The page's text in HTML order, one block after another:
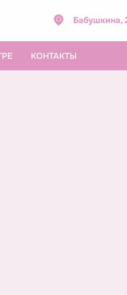
Бабушкина,
КОНТАКТЫ